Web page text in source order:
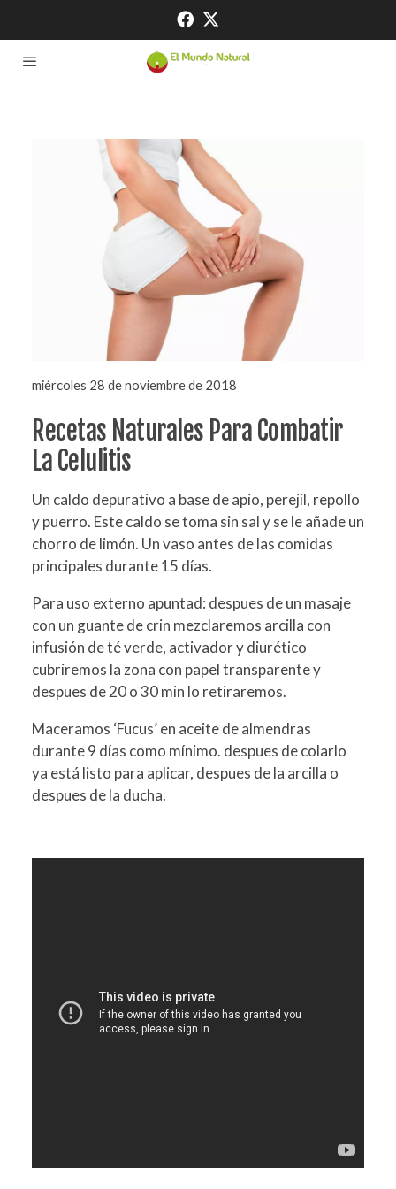
miércoles 28 de noviembre de 2018
Recetas Naturales Para Combatir
La Celulitis
Un caldo depurativo a base de apio, perejil, repollo
y puerro. Este caldo se toma sin sal y se le añade un
chorro de limón. Un vaso antes de las comidas
principales durante 15 días.
Para uso externo apuntad: despues de un masaje
con un guante de crin mezclaremos arcilla con
infusión de té verde, activador y diurético
cubriremos la zona con papel transparente y
despues de 20 o 30 min lo retiraremos.
Maceramos ‘Fucus’ en aceite de almendras
durante 9 días como mínimo. despues de colarlo
ya está listo para aplicar, despues de la arcilla o
despues de la ducha.